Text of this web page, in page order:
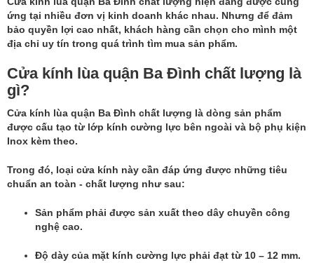
ứng tại nhiều đơn vị kinh doanh khác nhau. Nhưng để đảm
bảo quyền lợi cao nhất, khách hàng cần chọn cho mình một
địa chỉ uy tín trong quá trình tìm mua sản phẩm.
Cửa kính lùa quận Ba Đình chất lượng là
gì?
Cửa kính lùa quận Ba Đình chất lượng là dòng sản phẩm
được cấu tạo từ lớp kính cường lực bên ngoài và bộ phụ kiện
Inox kèm theo.
Trong đó, loại cửa kính này cần đáp ứng được những tiêu
chuẩn an toàn - chất lượng như sau:
Sản phẩm phải được sản xuất theo dây chuyền công
nghệ cao.
Độ dày của mặt kính cường lực phải đạt từ 10 – 12 mm.